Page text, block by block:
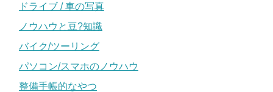
ドライブ / 車の写真
ノウハウと豆?知識
バイク/ツーリング
パソコン/スマホのノウハウ
整備手帳的なやつ